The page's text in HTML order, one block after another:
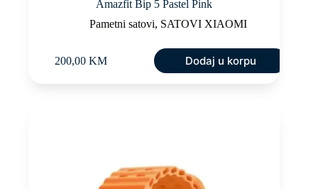
Amazfit Bip 5 Pastel Pink
Pametni satovi, SATOVI XIAOMI
200,00 KM Dodaj u korpu